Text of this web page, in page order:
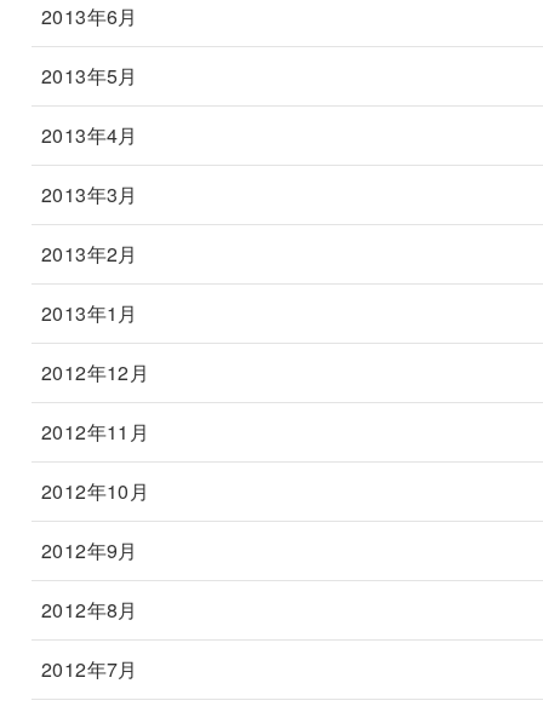
2013年6月
2013年5月
2013年4月
2013年3月
2013年2月
2013年1月
2012年12月
2012年11月
2012年10月
2012年9月
2012年8月
2012年7月